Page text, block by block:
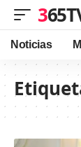
Noticias